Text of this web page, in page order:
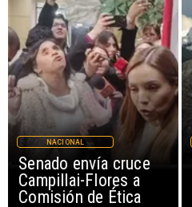
Senado envía cruce
Campillai-Flores a
Comisión de Ética
NACIONAL